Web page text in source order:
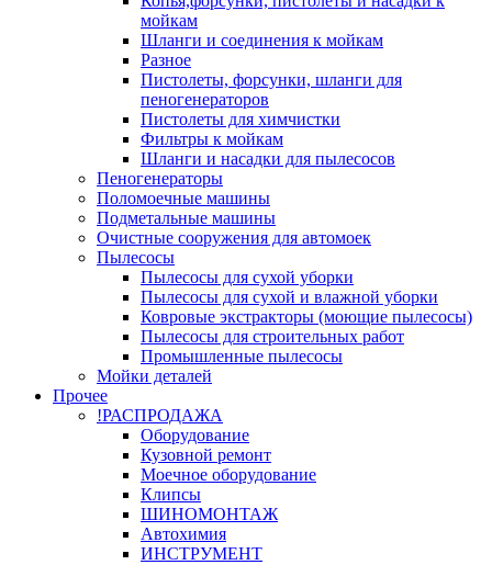
мойкам
Шланги и соединения к мойкам
Разное
Пистолеты, форсунки, шланги для
пеногенераторов
Пистолеты для химчистки
Фильтры к мойкам
Шланги и насадки для пылесосов
Пеногенераторы
Поломоечные машины
Подметальные машины
Очистные сооружения для автомоек
Пылесосы
Пылесосы для сухой уборки
Пылесосы для сухой и влажной уборки
Ковровые экстракторы (моющие пылесосы)
Пылесосы для строительных работ
Промышленные пылесосы
Мойки деталей
Прочее
!РАСПРОДАЖА
Оборудование
Кузовной ремонт
Моечное оборудование
Клипсы
ШИНОМОНТАЖ
Автохимия
ИНСТРУМЕНТ